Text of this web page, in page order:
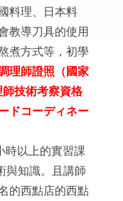
料理、日本料
教導刀具的使用
煮方式等，初學
理師證照（國家
技術考察資格
ドコーディネー
時以上的實習課
與知識。且講師
的西點店的西點